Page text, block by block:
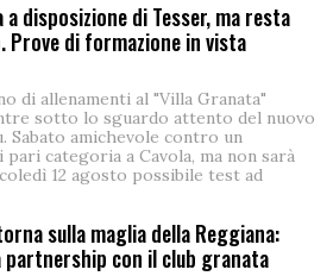
disposizione di Tesser, ma resta
Prove di formazione in vista
di allenamenti al "Villa Granata"
sotto lo sguardo attento del nuovo
Sabato amichevole contro un
pari categoria a Cavola, ma non sarà
12 agosto possibile test ad
sulla maglia della Reggiana:
partnership con il club granata